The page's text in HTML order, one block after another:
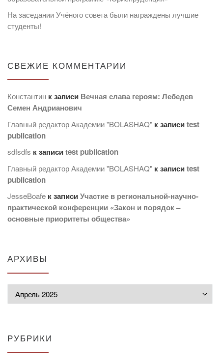
На заседании Учёного совета были награждены лучшие
студенты!
СВЕЖИЕ КОММЕНТАРИИ
Константин к записи Вечная слава героям: Лебедев
Семен Андрианович
Главный редактор Академии "BOLASHAQ" к записиtest
publication
sdfsdfs к записиtest publication
Главный редактор Академии "BOLASHAQ" к записиtest
publication
JesseBoafe к записиУчастие в региональной-научно-
практической конференции «Закон и порядок –
основные приоритеты общества»
АРХИВЫ
РУБРИКИ